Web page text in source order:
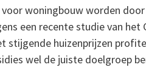
voor woningbouw worden
een recente studie van
stijgende huizenprijzen
wel de juiste doelgroep